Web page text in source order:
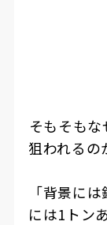
――そもそも
狙われるの
「背景に
には1トン